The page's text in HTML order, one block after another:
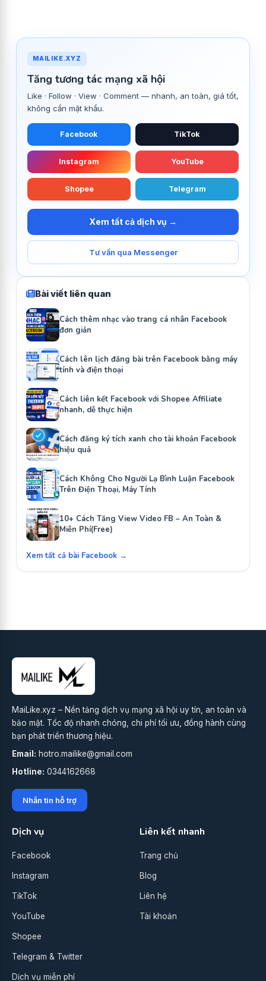
MAILIKE.XYZ
Tăng tương tác mạng xã hội
Like · Follow · View · Comment — nhanh, an toàn, giá tốt,
không cần mật khẩu.
Facebook TikTok
Instagram YouTube
Shopee Telegram
Xem tất cả dịch vụ →
Tư vấn qua Messenger
Bài viết liên quan
Cách thêm nhạc vào trang cá nhân Facebook
đơn giản
Cách lên lịch đăng bài trên Facebook bằng máy
tính và điện thoại
Cách liên kết Facebook với Shopee Affiliate
nhanh, dễ thực hiện
Cách đăng ký tích xanh cho tài khoản Facebook
hiệu quả
Cách Không Cho Người Lạ Bình Luận Facebook
Trên Điện Thoại, Máy Tính
10+ Cách Tăng View Video FB – An Toàn &
Miễn Phí(Free)
Xem tất cả bài Facebook →
MaiLike.xyz – Nền tảng dịch vụ mạng xã hội uy tín, an toàn và
bảo mật. Tốc độ nhanh chóng, chi phí tối ưu, đồng hành cùng
bạn phát triển thương hiệu.
Email: hotro.mailike@gmail.com
Hotline: 0344162668
Nhắn tin hỗ trợ
Dịch vụ
Facebook
Instagram
TikTok
YouTube
Shopee
Telegram & Twitter
Dịch vụ miễn phí
Liên kết nhanh
Trang chủ
Blog
Liên hệ
Tài khoản